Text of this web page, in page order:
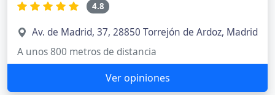
4.8
Av. de Madrid, 37, 28850 Torrejón de Ardoz, Madrid
A unos 800 metros de distancia
Ver opiniones